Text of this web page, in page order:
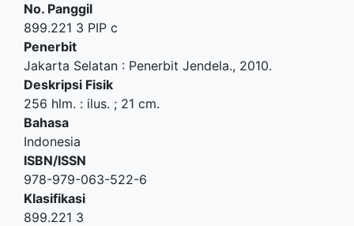
No. Panggil
899.221 3 PIP c
Penerbit
Jakarta Selatan : Penerbit Jendela., 2010.
Deskripsi Fisik
256 hlm. : ilus. ; 21 cm.
Bahasa
Indonesia
ISBN/ISSN
978-979-063-522-6
Klasifikasi
899.221 3